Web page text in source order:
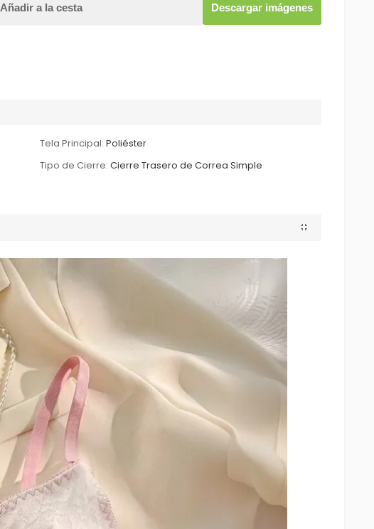
Añadir a la cesta Descargar imágenes
Tela Principal: Poliéster
Tipo de Cierre: Cierre Trasero de Correa Simple